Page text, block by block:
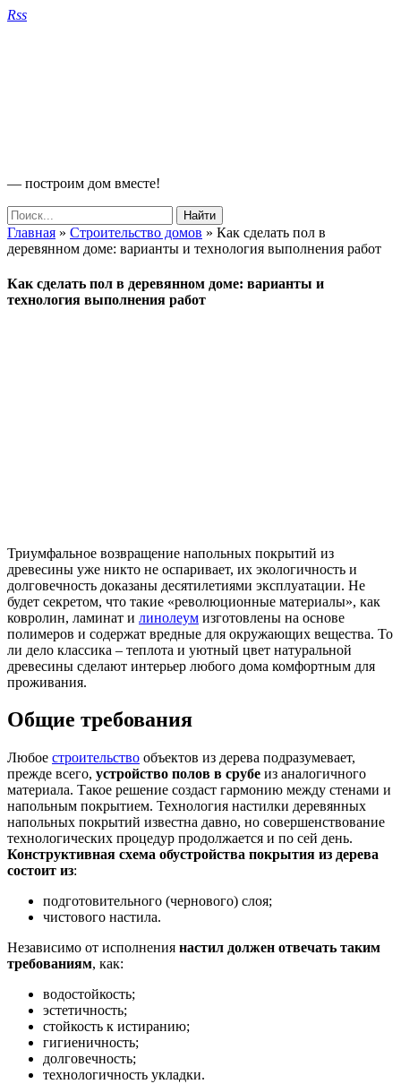
Rss
— построим дом вместе!
Главная » Строительство домов » Как сделать пол в
деревянном доме: варианты и технология выполнения работ
Как сделать пол в деревянном доме: варианты и
технология выполнения работ
Триумфальное возвращение напольных покрытий из
древесины уже никто не оспаривает, их экологичность и
долговечность доказаны десятилетиями эксплуатации. Не
будет секретом, что такие «революционные материалы», как
ковролин, ламинат и линолеум изготовлены на основе
полимеров и содержат вредные для окружающих вещества. То
ли дело классика – теплота и уютный цвет натуральной
древесины сделают интерьер любого дома комфортным для
проживания.
Общие требования
Любое строительство объектов из дерева подразумевает,
прежде всего, устройство полов в срубе из аналогичного
материала. Такое решение создаст гармонию между стенами и
напольным покрытием. Технология настилки деревянных
напольных покрытий известна давно, но совершенствование
технологических процедур продолжается и по сей день.
Конструктивная схема обустройства покрытия из дерева
состоит из:
подготовительного (чернового) слоя;
чистового настила.
Независимо от исполнения настил должен отвечать таким
требованиям, как:
водостойкость;
эстетичность;
стойкость к истиранию;
гигиеничность;
долговечность;
технологичность укладки.